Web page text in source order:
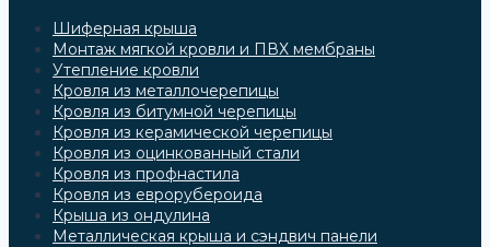
Шиферная крыша
Монтаж мягкой кровли и ПВХ мембраны
Утепление кровли
Кровля из металлочерепицы
Кровля из битумной черепицы
Кровля из керамической черепицы
Кровля из оцинкованный стали
Кровля из профнастила
Кровля из еврорубероида
Крыша из ондулина
Металлическая крыша и сэндвич панели